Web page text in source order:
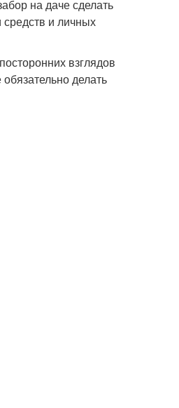
на даче сделать
и личных
взглядов
делать